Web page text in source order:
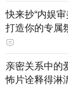
快来抄“内娱
打造你的专属
亲密关系中的
怖片诠释得淋